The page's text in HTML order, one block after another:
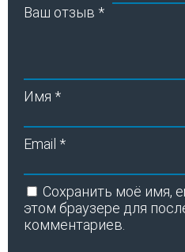
Ваш отзыв *
Имя *
Email *
Сохранить моё имя,
этом браузере для
комментариев.